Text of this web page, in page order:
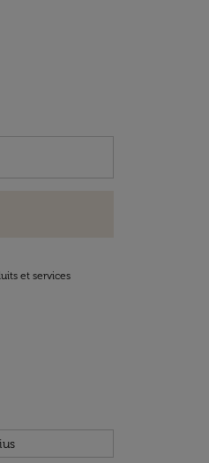
et services
unit option Celsius